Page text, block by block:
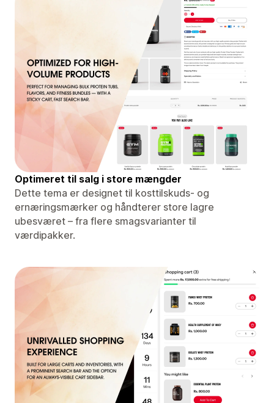
Optimeret til salg i store mængder
Dette tema er designet til kosttilskuds- og
ernæringsmærker og håndterer store lagre
ubesværet – fra flere smagsvarianter til
værdipakker.